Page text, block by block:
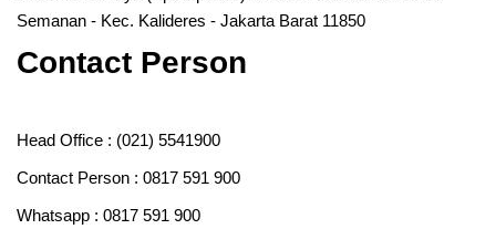
Semanan - Kec. Kalideres - Jakarta Barat 11850
Contact Person
Head Office : (021) 5541900
Contact Person : 0817 591 900
Whatsapp : 0817 591 900